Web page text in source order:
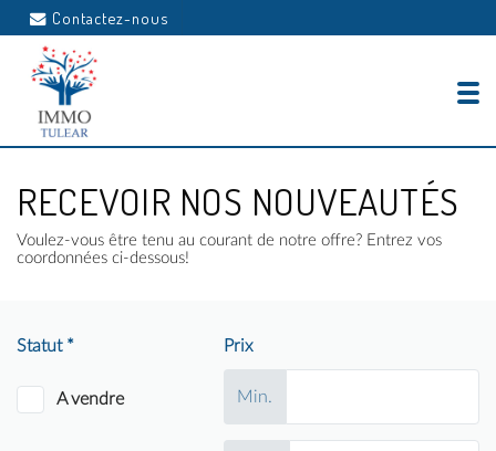
Contactez-nous
RECEVOIR NOS NOUVEAUTÉS
Voulez-vous être tenu au courant de notre offre? Entrez vos
coordonnées ci-dessous!
Statut *
A vendre
Prix
Min.